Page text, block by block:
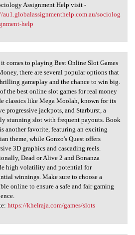
Assignment Help visit -
au1.globalassignmenthelp.com.au/sociolog
help
comes to playing Best
comes to playing Best Online Slot Games
there are several popular options that
gameplay and the chance to win big.
the best online slot games for real money
classics like Mega Moolah, known for its
progressive jackpots, and Starburst, a
stunning slot with frequent payouts. Book
another favorite, featuring an exciting
theme, while Gonzo's Quest offers
3D graphics and cascading reels.
Dead or Alive 2 and Bonanza
high volatility and potential for
winnings. Make sure to choose a
online to ensure a safe and fair gaming
https://khelraja.com/games/slots